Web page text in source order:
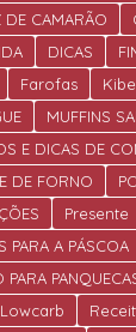
DE CAMARÃO
DICAS
Farofas
MUFFINS
E DICAS DE
DE FORNO
Presente
PARA A PÁSCOA
PARA